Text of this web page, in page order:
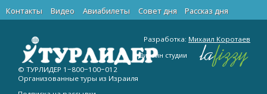
Контакты
Видео Авиабилеты Cовет дня Рассказ дня
© ТУРЛИДЕР 1−800−100−012
Организованные туры из Израиля
Разработка: Михаил Коротаев
Дизайн студии